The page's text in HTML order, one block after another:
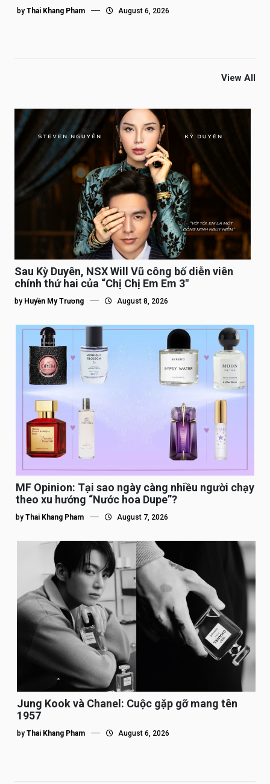
by Thai Khang Pham August 6, 2026
View All
Sau Kỳ Duyên, NSX Will Vũ công bố diễn viên
chính thứ hai của “Chị Chị Em Em 3″
by Huyền My Trương August 8, 2026
MF Opinion: Tại sao ngày càng nhiều người chạy
theo xu hướng “Nước hoa Dupe”?
by Thai Khang Pham August 7, 2026
Jung Kook và Chanel: Cuộc gặp gỡ mang tên
1957
by Thai Khang Pham August 6, 2026